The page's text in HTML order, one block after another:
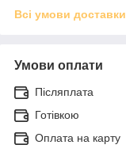
Всі умови доставки
Умови оплати
Післяплата
Готівкою
Оплата на карту